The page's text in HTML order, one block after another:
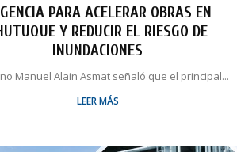
PARA ACELERAR OBRAS EN
Y REDUCIR EL RIESGO DE
INUNDACIONES
Manuel Alain Asmat señaló que el principal...
LEER MÁS